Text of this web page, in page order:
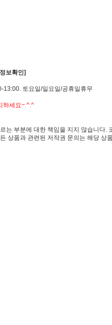
보확인]
토요일/일요일/공휴일휴무
하세요~ ^.^
부분에 대한 책임을 지지 않습니다.
상품과 관련된 저작권 문의는 해당 상